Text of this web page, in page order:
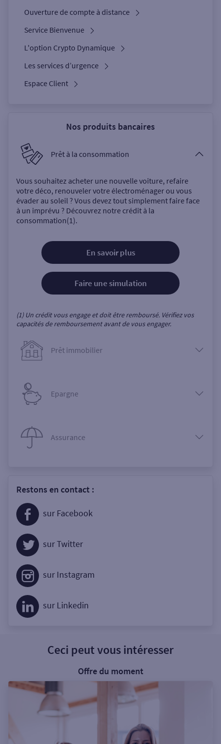
Ouverture de compte à distance
Service Bienvenue
L'option Crypto Dynamique
Les services d’urgence
Espace Client
Nos produits bancaires
Prêt à la consommation
Vous souhaitez acheter une nouvelle voiture, refaire
votre déco, renouveler votre électroménager ou vous
évader au soleil ? Vous devez tout simplement faire face
à un imprévu ? Découvrez notre crédit à la
consommation(1).
En savoir plus
Faire une simulation
(1) Un crédit vous engage et doit être remboursé. Vérifiez vos
capacités de remboursement avant de vous engager.
Prêt immobilier
Epargne
Assurance
Restons en contact :
sur Facebook
sur Twitter
sur Instagram
sur Linkedin
Ceci peut vous intéresser
Offre du moment